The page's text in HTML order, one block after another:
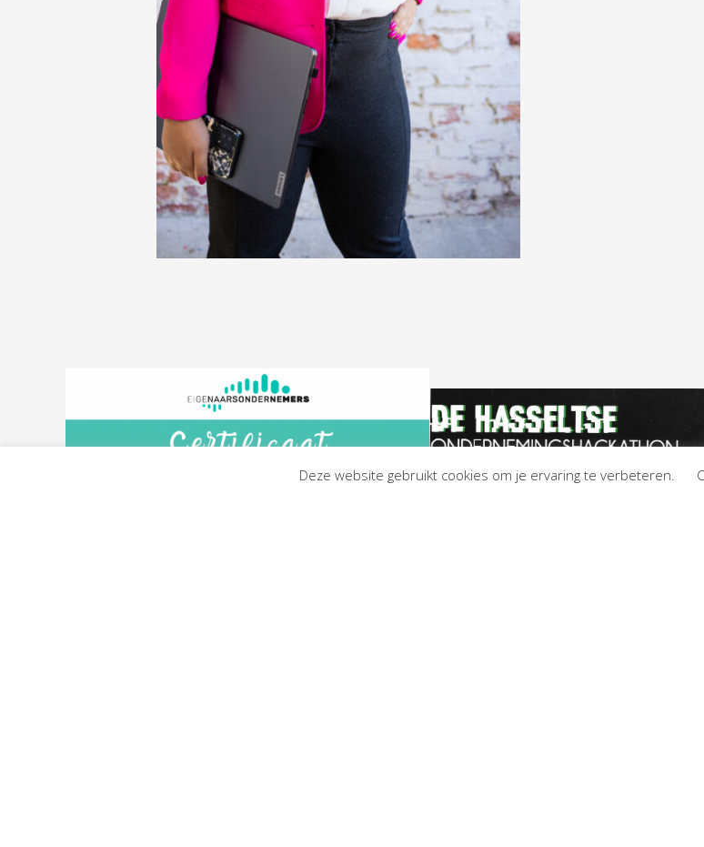
Deze website gebruikt cookies om je ervaring te verbeteren.